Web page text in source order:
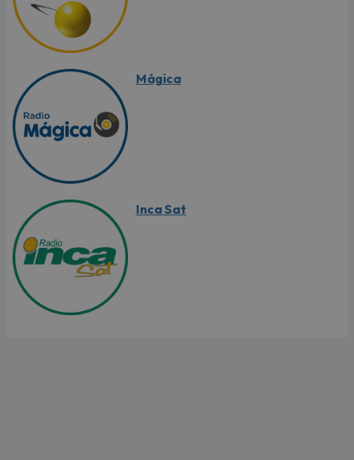
Mágica
Inca Sat